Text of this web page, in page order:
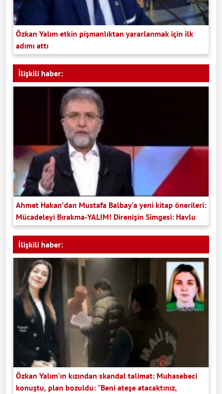
Özkan Yalım etkin pişmanlıktan yararlanmak için ilk
adımı attı
İlişkili haber:
Ahmet Hakan’dan Mustafa Balbay’a yeni kitap önerileri:
Mücadeleyi Bırakma-YALIM! Direnişin Simgesi: Havlu
İlişkili haber:
Özkan Yalım'ın kızından skandal talimat: Muhasebeci
konuştu, plan bozuldu: "Beni ateşe atacaktınız,